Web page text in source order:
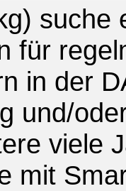
suche
für
in der
und/
viele
mit